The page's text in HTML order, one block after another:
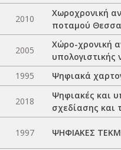
2010
Χωροχρονική
ποταμού
2005
Χώρο-χρονική
υπολογιστικής
1995
Ψηφιακά
2018
Ψηφιακές και
σχεδίασης και
1997 ΨΗΦΙΑΚΕΣ